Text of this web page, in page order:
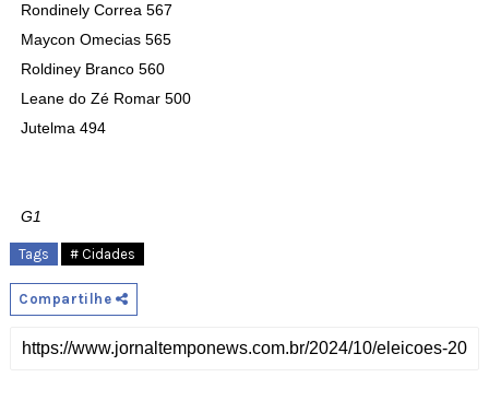
Rondinely Correa 567
Maycon Omecias 565
Roldiney Branco 560
Leane do Zé Romar 500
Jutelma 494
G1
Tags # Cidades
Compartilhe